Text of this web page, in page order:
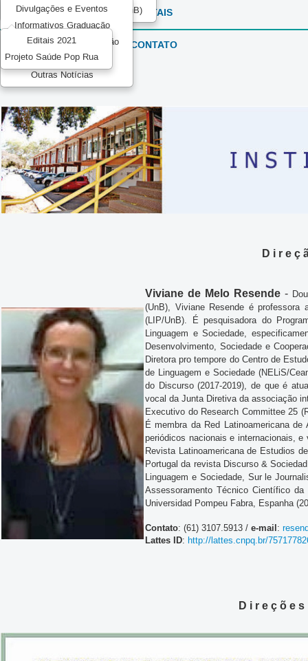
Decanato de Extensão (DEX/UnB)
Divulgações e Eventos
Informativos Graduação
Informativos Pós-Graduação
Informativos UnB
Outras Notícias
EDITAIS
Editais 2021
Projeto Saúde Pop Rua
CONTATO
D i r e ç
Viviane de Melo Resende-
(UnB), Viviane Resende é professora
(LIP/UnB). É pesquisadora do
Linguagem e Sociedade,
Desenvolvimento, Sociedade e
Diretora pro tempore do Centro de
de Linguagem e Sociedade (NELiS/
do Discurso (2017-2019), de que é
vocal da Junta Diretiva da associação
Executivo do Research Committee 25
É membra da Red Latinoamericana
periódicos nacionais e internacionais,
Revista Latinoamericana de Estudios
Portugal da revista Discurso &
Linguagem e Sociedade, Sur le
Assessoramento Técnico Científico
Universidad Pompeu Fabra, Espanha
Contato: (61) 3107.5913 / e-mail :
Lattes ID: http://lattes.cnpq.br/
D i r e ç õ e